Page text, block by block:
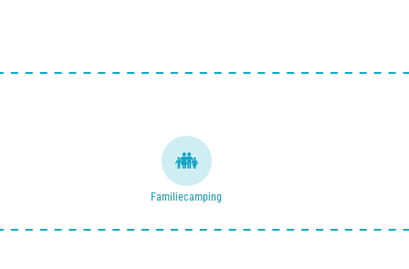
Familiecamping